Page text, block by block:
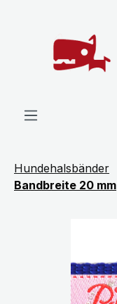
Hundehalsbänder
Bandbreite 20 mm